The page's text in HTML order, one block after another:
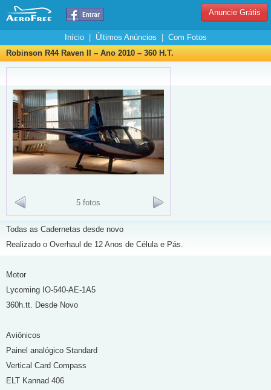
Anuncie Grátis
Início| Últimos Anúncios
Com Fotos
Robinson R44 Raven II – Ano 2010 – 360 H.T.
5 fotos
Todas as Cadernetas desde novo
Realizado o Overhaul de 12 Anos de Célula e Pás.
Motor
Lycoming IO-540-AE-1A5
360h.tt. Desde Novo
Aviônicos
Painel analógico Standard
Vertical Card Compass
ELT Kannad 406